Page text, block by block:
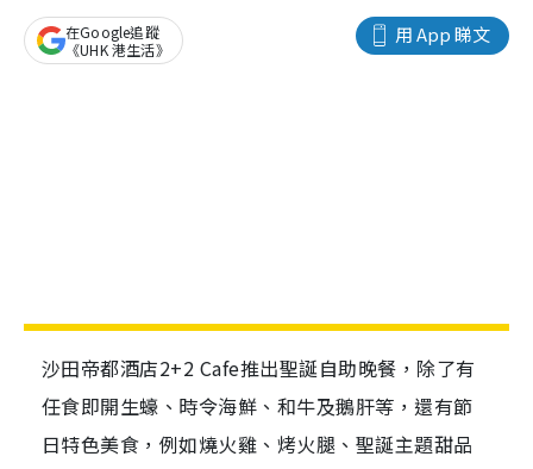
用 App 睇文
在Google追蹤
《UHK 港生活》
沙田帝都酒店2+2 Cafe推出聖誕自助晚餐，除了有
任食即開生蠔、時令海鮮、和牛及鵝肝等，還有節
日特色美食，例如燒火雞、烤火腿、聖誕主題甜品